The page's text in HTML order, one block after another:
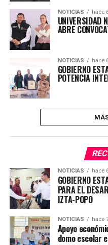
NOTICIAS hace
UNIVERSIDAD
ABRE
NOTICIAS hace
GOBIERNO
POTENCIA
NOTICIAS hace
GOBIERNO
PARA EL
IZTA-POPO
NOTICIAS hace
Apoyo
domo escolar